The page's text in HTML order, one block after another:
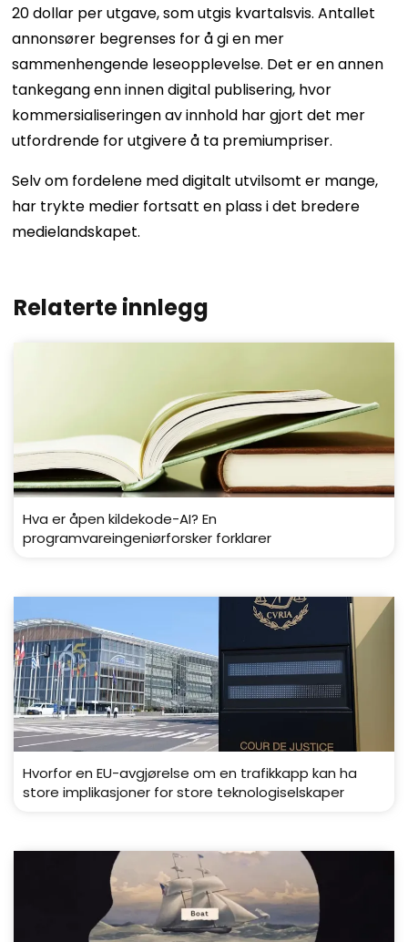
20 dollar per utgave, som utgis kvartalsvis. Antallet
annonsører begrenses for å gi en mer
sammenhengende leseopplevelse. Det er en annen
tankegang enn innen digital publisering, hvor
kommersialiseringen av innhold har gjort det mer
utfordrende for utgivere å ta premiumpriser.
Selv om fordelene med digitalt utvilsomt er mange,
har trykte medier fortsatt en plass i det bredere
medielandskapet.
Relaterte innlegg
Hva er åpen kildekode-AI? En
programvareingeniørforsker forklarer
Hvorfor en EU-avgjørelse om en trafikkapp kan ha
store implikasjoner for store teknologiselskaper